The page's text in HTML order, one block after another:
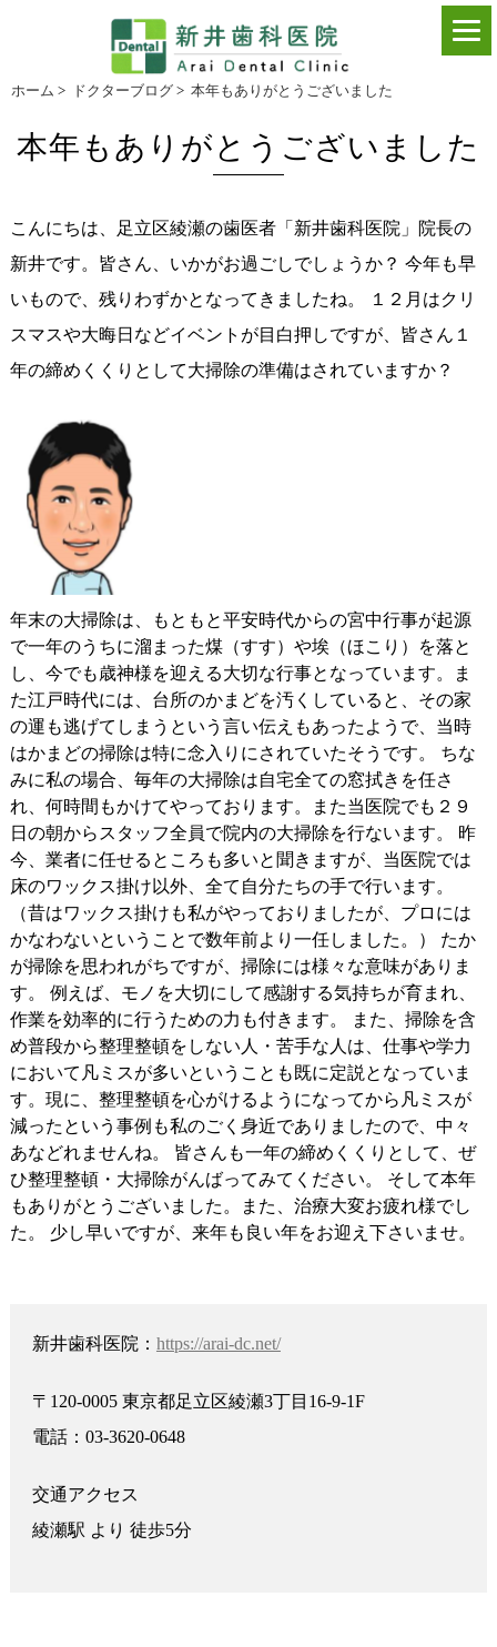
ホーム > ドクターブログ > 本年もありがとうございました
本年もありがとうございました
こんにちは、足立区綾瀬の歯医者「新井歯科医院」院長の
新井です。皆さん、いかがお過ごしでしょうか？ 今年も早
いもので、残りわずかとなってきましたね。 １２月はクリ
スマスや大晦日などイベントが目白押しですが、皆さん１
年の締めくくりとして大掃除の準備はされていますか？
年末の大掃除は、もともと平安時代からの宮中行事が起源
で一年のうちに溜まった煤（すす）や埃（ほこり）を落と
し、今でも歳神様を迎える大切な行事となっています。ま
た江戸時代には、台所のかまどを汚くしていると、その家
の運も逃げてしまうという言い伝えもあったようで、当時
はかまどの掃除は特に念入りにされていたそうです。 ちな
みに私の場合、毎年の大掃除は自宅全ての窓拭きを任さ
れ、何時間もかけてやっております。また当医院でも２９
日の朝からスタッフ全員で院内の大掃除を行ないます。 昨
今、業者に任せるところも多いと聞きますが、当医院では
床のワックス掛け以外、全て自分たちの手で行います。
（昔はワックス掛けも私がやっておりましたが、プロには
かなわないということで数年前より一任しました。） たか
が掃除を思われがちですが、掃除には様々な意味がありま
す。 例えば、モノを大切にして感謝する気持ちが育まれ、
作業を効率的に行うための力も付きます。 また、掃除を含
め普段から整理整頓をしない人・苦手な人は、仕事や学力
において凡ミスが多いということも既に定説となっていま
す。現に、整理整頓を心がけるようになってから凡ミスが
減ったという事例も私のごく身近でありましたので、中々
あなどれませんね。 皆さんも一年の締めくくりとして、ぜ
ひ整理整頓・大掃除がんばってみてください。 そして本年
もありがとうございました。また、治療大変お疲れ様でし
た。 少し早いですが、来年も良い年をお迎え下さいませ。
新井歯科医院： https://arai-dc.net/
〒120-0005 東京都足立区綾瀬3丁目16-9-1F
電話：03-3620-0648
交通アクセス
綾瀬駅 より 徒歩5分